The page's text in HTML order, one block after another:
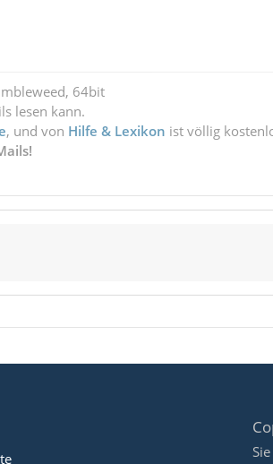
64bit
lesen kann.
, und von Hilfe & Lexikon ist völlig